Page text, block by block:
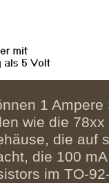
1
wie die
die auf
die 100
im TO-